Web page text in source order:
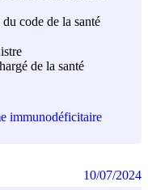
code de la santé
de la santé
immunodéficitaire
10/07/2024